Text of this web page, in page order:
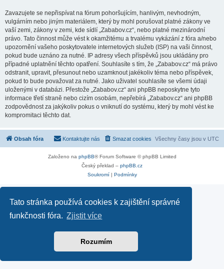
Tato stránka používá cookies k zajištění správné
funkčnosti fóra. Zjistit více
Rozumím
Zavazujete se nepřispívat na fórum pohoršujícím, hanlivým, nevhodným,
vulgárním nebo jiným materiálem, který by mohl porušovat platné zákony ve
vaší zemi, zákony v zemi, kde sídlí „Zababov.cz“, nebo platné mezinárodní
právo. Tato činnost může vést k okamžitému a trvalému vykázání z fóra a/nebo
upozornění vašeho poskytovatele internetových služeb (ISP) na vaši činnost,
pokud bude uznáno za nutné. IP adresy všech příspěvků jsou ukládány pro
případné uplatnění těchto opatření. Souhlasíte s tím, že „Zababov.cz“ má právo
odstranit, upravit, přesunout nebo uzamknout jakékoliv téma nebo příspěvek,
pokud to bude považovat za nutné. Jako uživatel souhlasíte se všemi údaji
uloženými v databázi. Přestože „Zababov.cz“ ani phpBB neposkytne tyto
informace třetí straně nebo cizím osobám, nepřebírá „Zababov.cz“ ani phpBB
zodpovědnost za jakýkoliv pokus o vniknutí do systému, který by mohl vést ke
kompromitaci těchto dat.
Obsah fóra Všechny časy jsou v UTC
Smazat cookies
Kontaktujte nás
Založeno na phpBB® Forum Software © phpBB Limited
Český překlad – phpBB.cz
Soukromí| Podmínky